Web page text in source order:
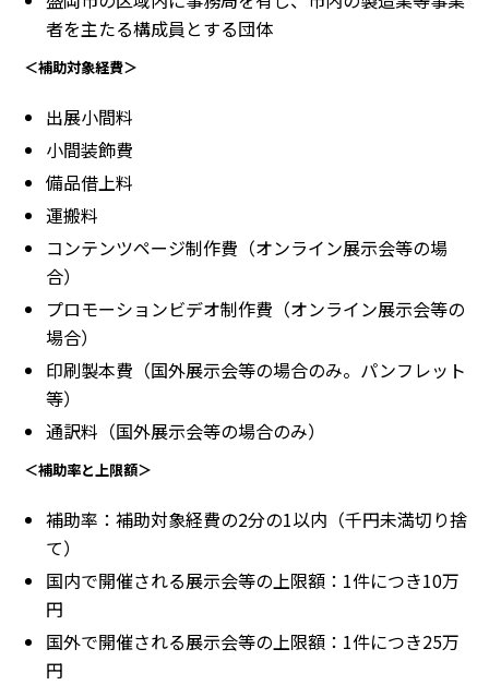
者を主たる構成員とする団体
＜補助対象経費＞
出展小間料
小間装飾費
備品借上料
運搬料
コンテンツページ制作費（オンライン展示会等の場
合）
プロモーションビデオ制作費（オンライン展示会等の
場合）
印刷製本費（国外展示会等の場合のみ。パンフレット
等）
通訳料（国外展示会等の場合のみ）
＜補助率と上限額＞
補助率：補助対象経費の2分の1以内（千円未満切り捨
て）
国内で開催される展示会等の上限額：1件につき10万
円
国外で開催される展示会等の上限額：1件につき25万
円